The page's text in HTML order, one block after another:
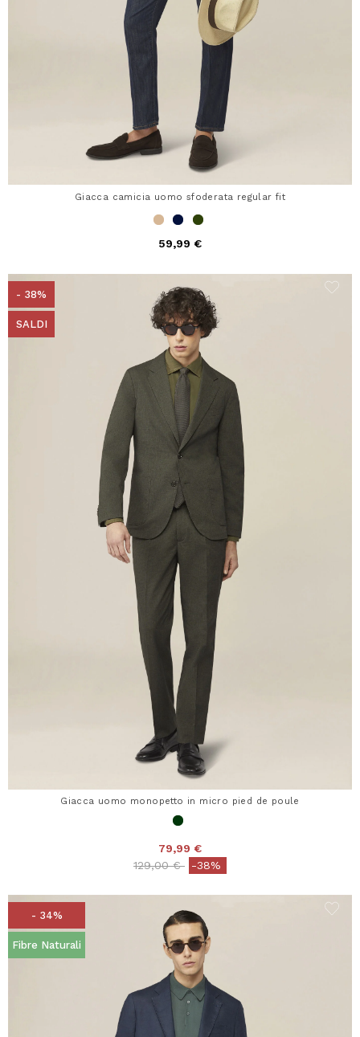
Giacca camicia uomo sfoderata regular fit
59,99 €
- 38%
SALDI
Giacca uomo monopetto in micro pied de poule
79,99 €
Price reduced from
129,00 €to-38%
- 34%
Fibre Naturali